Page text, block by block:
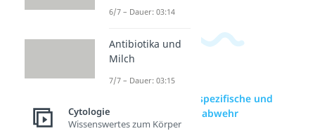
zur Videoseite: Unspezifische und
spezifische Immunabwehr
6/7 – Dauer: 03:14
Antibiotika und
Milch
7/7 – Dauer: 03:15
Cytologie
Wissenswertes zum Körper